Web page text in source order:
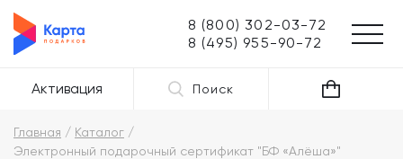
8 (800) 302-03-72
8 (495) 955-90-72
Активация Поиск
Главная
Каталог
Электронный подарочный сертификат "БФ «Алёша»"